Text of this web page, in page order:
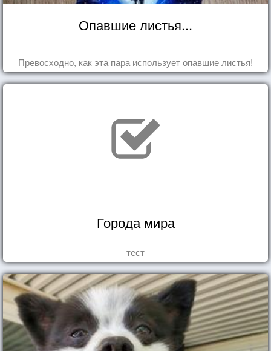
Опавшие листья...
Превосходно, как эта пара использует опавшие листья!
Города мира
тест